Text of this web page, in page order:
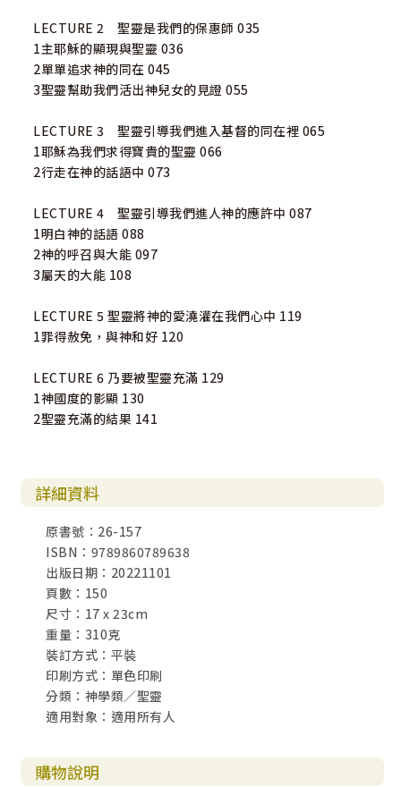
LECTURE 2 聖靈是我們的保惠師 035
1主耶穌的顯現與聖靈 036
2單單追求神的同在 045
3聖靈幫助我們活出神兒女的見證 055
LECTURE 3 聖靈引導我們進入基督的同在裡 065
1耶穌為我們求得寶貴的聖靈 066
2行走在神的話語中 073
LECTURE 4 聖靈引導我們進人神的應許中 087
1明白神的話語 088
2神的呼召與大能 097
3屬天的大能 108
LECTURE 5 聖靈將神的愛澆灌在我們心中 119
1罪得赦免，與神和好 120
LECTURE 6 乃要被聖靈充滿 129
1神國度的影顯 130
2聖靈充滿的結果 141
詳細資料
原書號：26-157
ISBN：9789860789638
出版日期：20221101
頁數：150
尺寸：17 x 23cm
重量：310克
裝訂方式：平裝
印刷方式：單色印刷
分類：神學類／聖靈
適用對象：適用所有人
購物說明